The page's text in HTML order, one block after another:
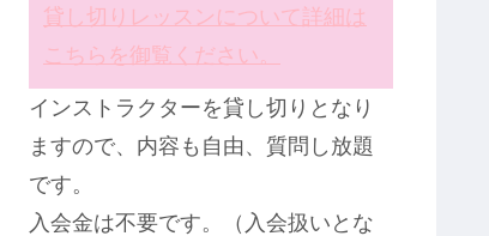
貸し切りレッスンについて詳細は
こちらを御覧ください。
インストラクターを貸し切りとなり
ますので、内容も自由、質問し放題
です。
入会金は不要です。（入会扱いとな